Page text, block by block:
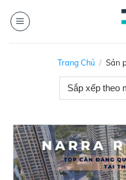
Trang Chủ / Sản